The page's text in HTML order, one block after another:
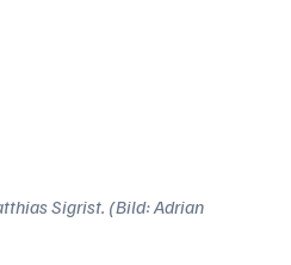
Sigrist. (Bild: Adrian